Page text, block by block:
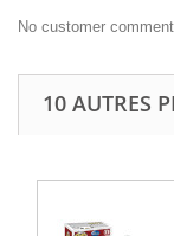
No customer
10 AUTRES